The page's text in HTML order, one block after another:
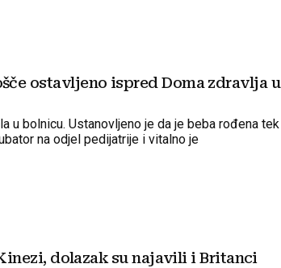
ostavljeno ispred Doma zdravlja u
u bolnicu. Ustanovljeno je da je beba rođena tek
na odjel pedijatrije i vitalno je
dolazak su najavili i Britanci